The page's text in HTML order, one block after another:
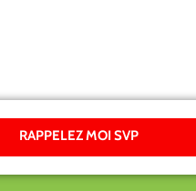
RAPPELEZ MOI SVP